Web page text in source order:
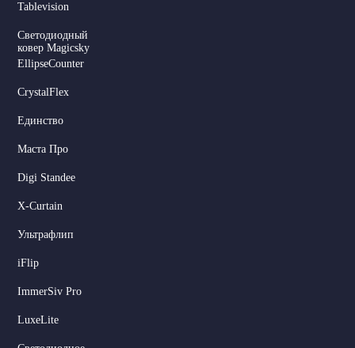
Tablevision
Светодиодный
ковер Magicsky
EllipseCounter
CrystalFlex
Единство
Маста Про
Digi Standee
X-Curtain
Ультрафлип
iFlip
ImmerSiv Pro
LuxeLite